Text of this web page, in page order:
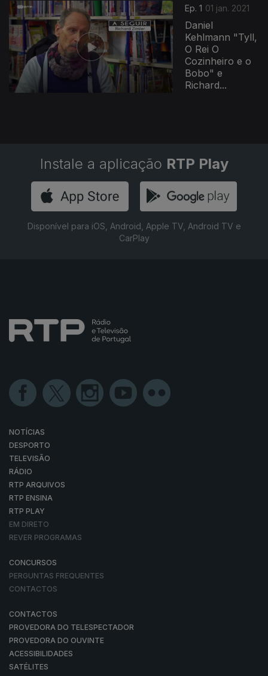
Ep. 1 01 jan. 2021
Daniel
Kehlmann "Tyll,
O Rei O
Cozinheiro e o
Bobo" e
Richard...
515263
Instale a aplicação RTP Play
Disponível para iOS, Android, Apple TV, Android TV e
CarPlay
NOTÍCIAS
DESPORTO
TELEVISÃO
RÁDIO
RTP ARQUIVOS
RTP ENSINA
RTP PLAY
EM DIRETO
REVER PROGRAMAS
CONCURSOS
PERGUNTAS FREQUENTES
CONTACTOS
CONTACTOS
PROVEDORA DO TELESPECTADOR
PROVEDORA DO OUVINTE
ACESSIBILIDADES
SATÉLITES